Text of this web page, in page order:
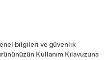
bilgileri ve güvenlik
Kullanım Kılavuzuna